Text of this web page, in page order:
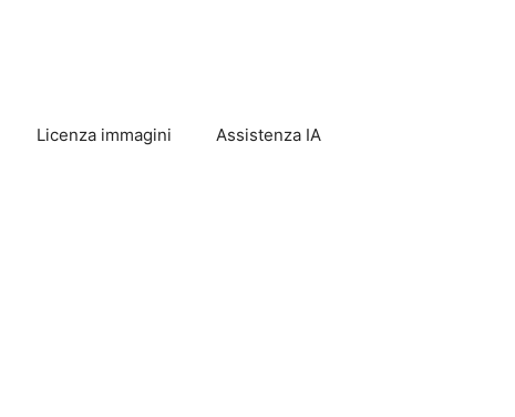
Licenza immagini Assistenza IA